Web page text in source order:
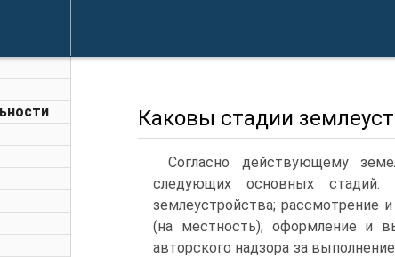
Каковы стадии
Согласно действующему
следующих основных стадий:
землеустройства; рассмотрение
(на местность); оформление и
авторского надзора за